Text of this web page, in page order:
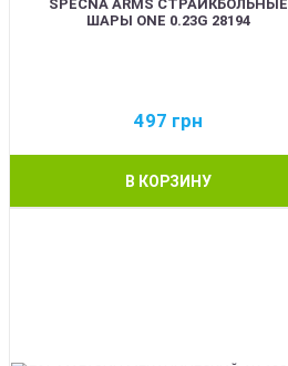
SPECNA ARMS СТРАЙКБОЛЬНЫЕ
ШАРЫ ONE 0.23G 28194
497 грн
В КОРЗИНУ